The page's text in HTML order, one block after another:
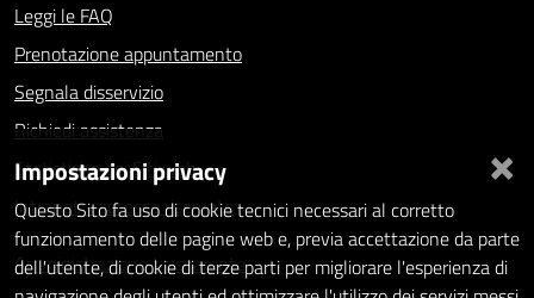
Leggi le FAQ
Prenotazione appuntamento
Segnala disservizio
Richiedi assistenza
Statistiche dei Siti web
Intranet - accesso riservato
Amministrazione trasparente
×
Impostazioni privacy
Questo Sito fa uso di cookie tecnici necessari al corretto
funzionamento delle pagine web e, previa accettazione da parte
dell'utente, di cookie di terze parti per migliorare l'esperienza di